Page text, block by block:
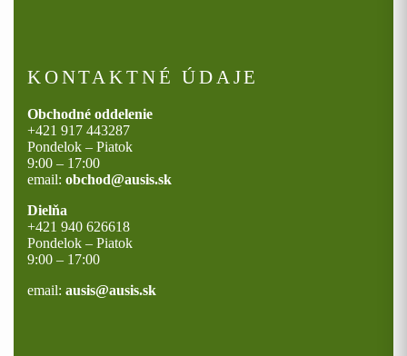
KONTAKTNÉ ÚDAJE
Obchodné oddelenie
+421 917 443287
Pondelok – Piatok
9:00 – 17:00
email: obchod@ausis.sk
Dielňa
+421 940 626618
Pondelok – Piatok
9:00 – 17:00
email: ausis@ausis.sk